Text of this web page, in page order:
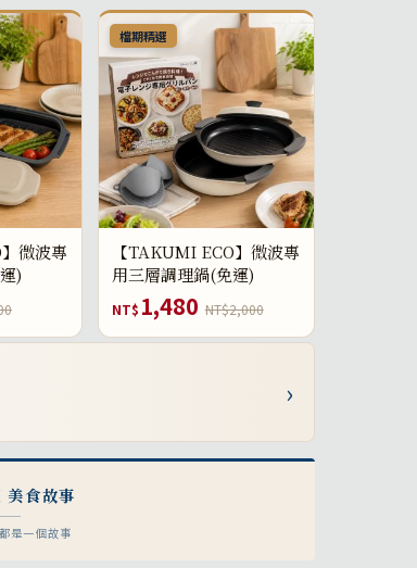
微波專
)
檔期精選
【TAKUMI ECO】微波專
用三層調理鍋(免運)
NT$ 1,480 NT$2,000
›
美食故事
是一個故事